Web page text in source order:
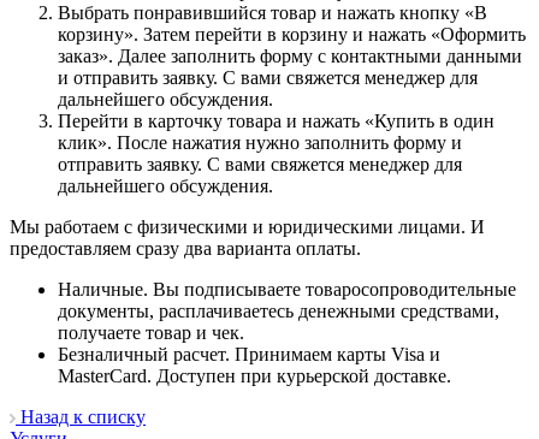
Выбрать понравившийся товар и нажать кнопку «В
корзину». Затем перейти в корзину и нажать «Оформить
заказ». Далее заполнить форму с контактными данными
и отправить заявку. С вами свяжется менеджер для
дальнейшего обсуждения.
Перейти в карточку товара и нажать «Купить в один
клик». После нажатия нужно заполнить форму и
отправить заявку. С вами свяжется менеджер для
дальнейшего обсуждения.
Мы работаем с физическими и юридическими лицами. И
предоставляем сразу два варианта оплаты.
Наличные. Вы подписываете товаросопроводительные
документы, расплачиваетесь денежными средствами,
получаете товар и чек.
Безналичный расчет. Принимаем карты Visa и
MasterCard. Доступен при курьерской доставке.
Назад к списку